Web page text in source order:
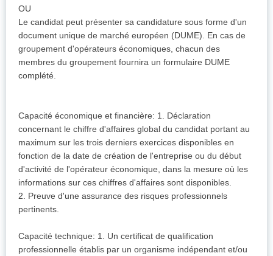
OU
Le candidat peut présenter sa candidature sous forme d'un
document unique de marché européen (DUME). En cas de
groupement d'opérateurs économiques, chacun des
membres du groupement fournira un formulaire DUME
complété.
Capacité économique et financière: 1. Déclaration
concernant le chiffre d'affaires global du candidat portant au
maximum sur les trois derniers exercices disponibles en
fonction de la date de création de l'entreprise ou du début
d'activité de l'opérateur économique, dans la mesure où les
informations sur ces chiffres d'affaires sont disponibles.
2. Preuve d'une assurance des risques professionnels
pertinents.
Capacité technique: 1. Un certificat de qualification
professionnelle établis par un organisme indépendant et/ou